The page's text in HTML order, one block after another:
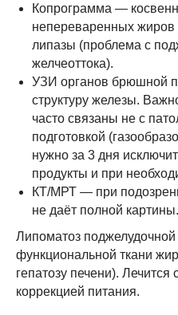
Копрограмма —
непереваренных жиров
липазы (проблема с
желчеоттока).
УЗИ органов брюшной
структуру железы.
часто связаны не с
подготовкой
нужно за 3 дня
продукты и при
КТ/МРТ — при
не даёт полной картины.
Липоматоз
функциональной ткани
гепатозу печени).
коррекцией питания.